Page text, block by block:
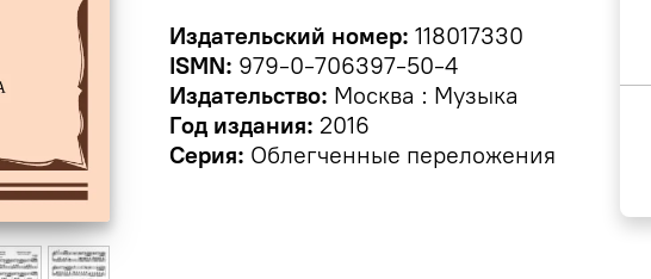
Издательский номер: 118017330
ISMN: 979-0-706397-50-4
Издательство: Москва : Музыка
Год издания: 2016
Серия: Облегченные переложения